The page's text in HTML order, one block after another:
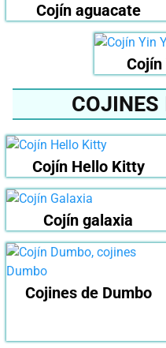
Cojín aguacate
Cojín
COJINES
Cojín Hello Kitty
Cojín galaxia
Cojines de Dumbo